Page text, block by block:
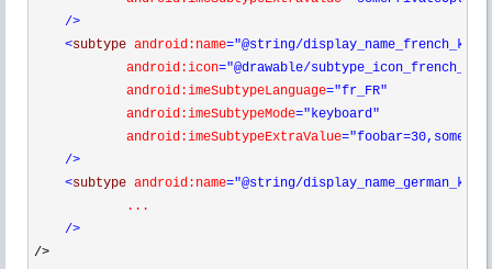
/>
<subtype android:name="@string/
            android:icon
="@drawable/
            android:imeSubtypeLanguage
="fr_FR"
            android:imeSubtypeMode
="keyboard"
            android:imeSubtypeExtraValue
/>
<subtype android:name="@string/
            ...
/>
/>